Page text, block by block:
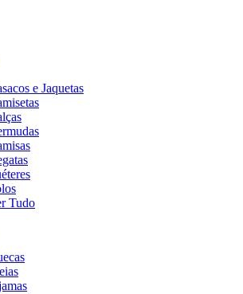
e Jaquetas
Tudo